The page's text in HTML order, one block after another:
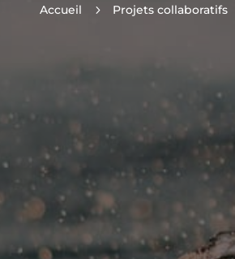
Accueil 5 Projets collaboratifs